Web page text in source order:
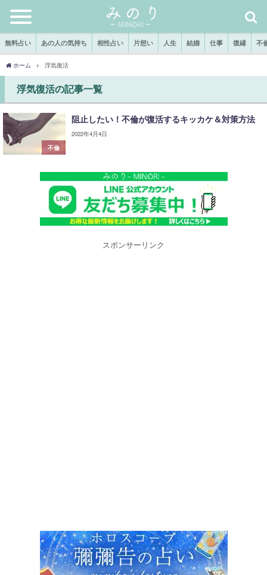
無料占い あの人の気持ち 相性占い 片想い 人生 結婚 仕事 復縁 不
ホーム 浮気復活
浮気復活の記事一覧
不倫
阻止したい！不倫が復活するキッカケ＆対策方法
2022年4月4日
スポンサーリンク